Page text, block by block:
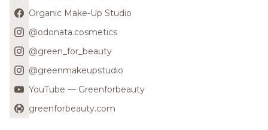
Organic Make-Up Studio
@odonata.cosmetics
@green_for_beauty
@greenmakeupstudio
YouTube — Greenforbeauty
greenforbeauty.com